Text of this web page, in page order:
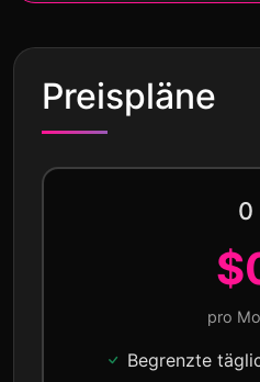
Preispläne
0
pro
Begrenzte